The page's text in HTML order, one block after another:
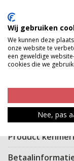
Bekijk
Deze heerlijke
terwijl de losse
chique look. De
maken dit vest
Product
Wij gebruiken
We kunnen deze
onze website te
een geweldige
cookies die we
Nee, pas